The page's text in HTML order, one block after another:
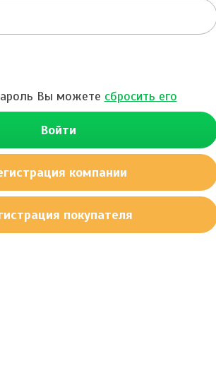
Вы можете сбросить его
Войти
компании
покупателя